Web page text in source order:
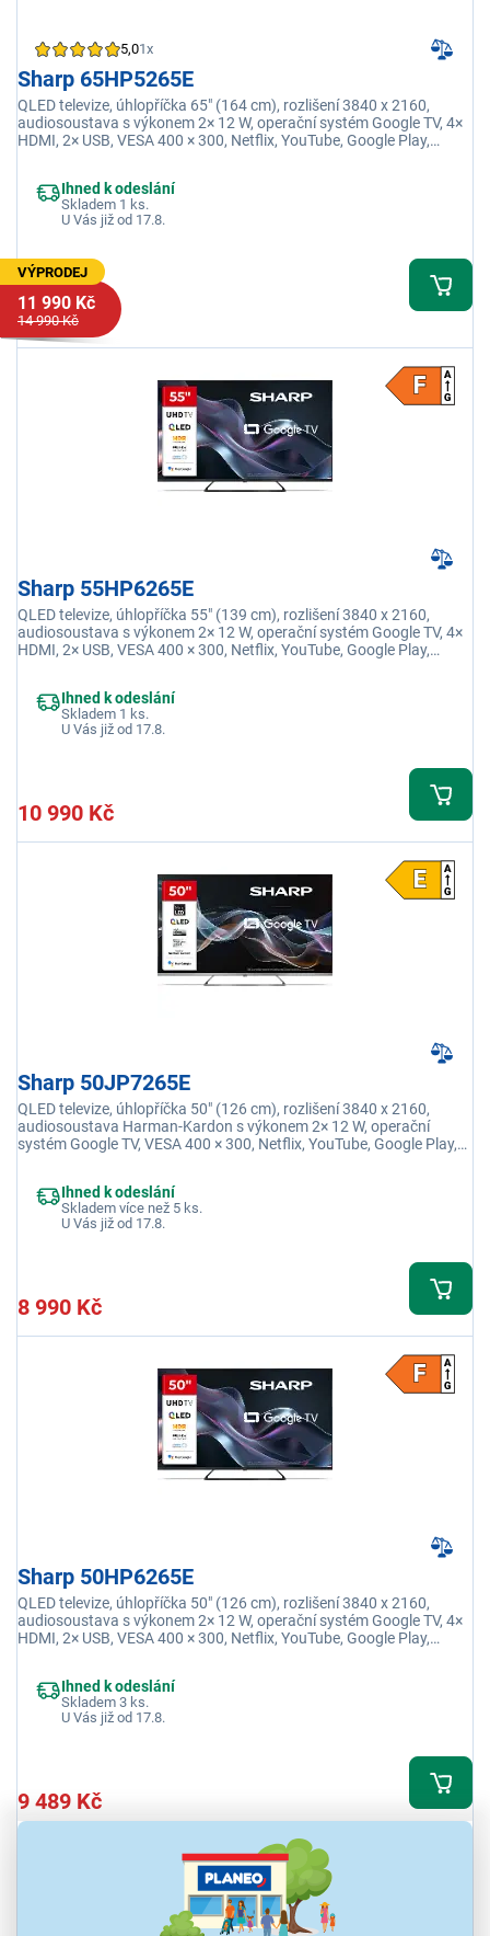
5,01x
Sharp 65HP5265E
QLED televize, úhlopříčka 65" (164 cm), rozlišení 3840 x 2160,
audiosoustava s výkonem 2× 12 W, operační systém Google TV, 4×
HDMI, 2× USB, VESA 400 × 300, Netflix, YouTube, Google Play,
Ihned k odeslání
Skladem 1 ks.
U Vás již od 17.8.
VÝPRODEJ
11 990 Kč
14 990 Kč
Sharp 55HP6265E
QLED televize, úhlopříčka 55" (139 cm), rozlišení 3840 x 2160,
audiosoustava s výkonem 2× 12 W, operační systém Google TV, 4×
HDMI, 2× USB, VESA 400 × 300, Netflix, YouTube, Google Play,
Ihned k odeslání
Skladem 1 ks.
U Vás již od 17.8.
10 990 Kč
Sharp 50JP7265E
QLED televize, úhlopříčka 50" (126 cm), rozlišení 3840 x 2160,
audiosoustava Harman-Kardon s výkonem 2× 12 W, operační
systém Google TV, VESA 400 × 300, Netflix, YouTube, Google Play,
Ihned k odeslání
Skladem více než 5 ks.
U Vás již od 17.8.
8 990 Kč
Sharp 50HP6265E
QLED televize, úhlopříčka 50" (126 cm), rozlišení 3840 x 2160,
audiosoustava s výkonem 2× 12 W, operační systém Google TV, 4×
HDMI, 2× USB, VESA 400 × 300, Netflix, YouTube, Google Play,
Ihned k odeslání
Skladem 3 ks.
U Vás již od 17.8.
9 489 Kč